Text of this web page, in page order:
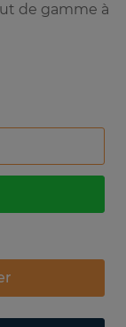
de gamme à